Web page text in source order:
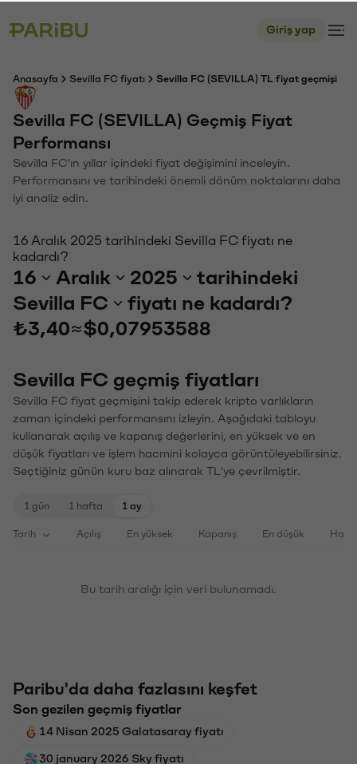
Giriş yap
Anasayfa Sevilla FC fiyatı Sevilla FC (SEVILLA) TL fiyat geçmişi
Sevilla FC (SEVILLA) Geçmiş Fiyat
Performansı
Sevilla FC'ın yıllar içindeki fiyat değişimini inceleyin.
Performansını ve tarihindeki önemli dönüm noktalarını daha
iyi analiz edin.
16 Aralık 2025 tarihindeki Sevilla FC fiyatı ne
kadardı?
16 Aralık 2025
tarihindeki
Sevilla FC
fiyatı ne kadardı?
₺3,40≈$0,07953588
Sevilla FC geçmiş fiyatları
Sevilla FC fiyat geçmişini takip ederek kripto varlıkların
zaman içindeki performansını izleyin. Aşağıdaki tabloyu
kullanarak açılış ve kapanış değerlerini, en yüksek ve en
düşük fiyatları ve işlem hacmini kolayca görüntüleyebilirsiniz.
Seçtiğiniz günün kuru baz alınarak TL'ye çevrilmiştir.
1 gün 1 hafta 1 ay
Tarih Açılış En yüksek Kapanış En düşük
Bu tarih aralığı için veri bulunamadı.
Paribu'da daha fazlasını keşfet
Son gezilen geçmiş fiyatlar
14 Nisan 2025 Galatasaray fiyatı
30 january 2026 Sky fiyatı